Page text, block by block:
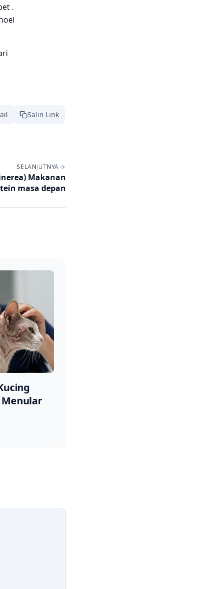
.
Salin Link
SELANJUTNYA
Makanan
masa depan